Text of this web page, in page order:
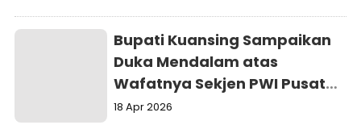
Bupati Kuansing Sampaikan
Duka Mendalam atas
Wafatnya Sekjen PWI Pusat
Zulmansyah Sekedang
18 Apr 2026